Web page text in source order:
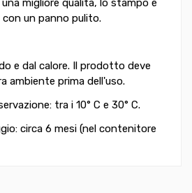
migliore qualità, lo stampo è
un panno pulito.
e dal calore. Il prodotto deve
ambiente prima dell'uso.
tra i 10° C e 30° C.
circa 6 mesi (nel contenitore